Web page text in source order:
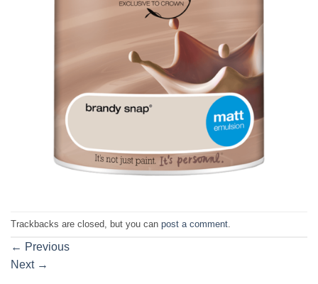
Trackbacks are closed, but you can post a comment
← Previous
Next →